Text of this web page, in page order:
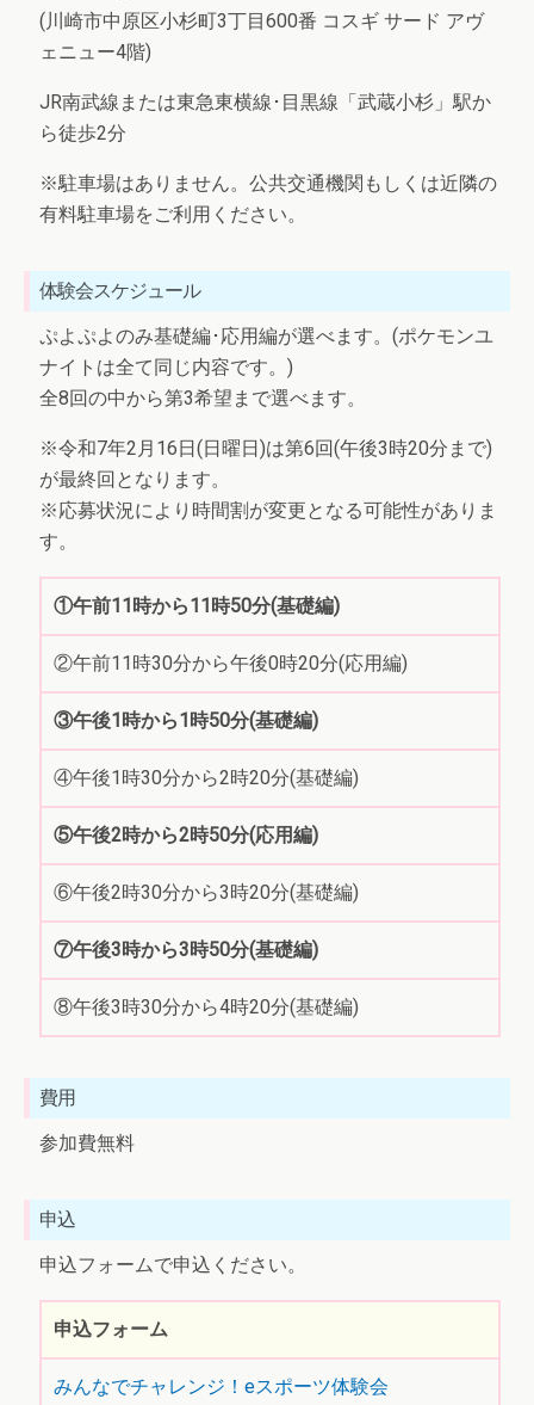
(川崎市中原区小杉町3丁目600番 コスギ サード アヴ
ェニュー4階)
JR南武線または東急東横線･目黒線「武蔵小杉」駅か
ら徒歩2分
※駐車場はありません。公共交通機関もしくは近隣の
有料駐車場をご利用ください。
体験会スケジュール
ぷよぷよのみ基礎編･応用編が選べます。(ポケモンユ
ナイトは全て同じ内容です。)
全8回の中から第3希望まで選べます。
※令和7年2月16日(日曜日)は第6回(午後3時20分まで)
が最終回となります。
※応募状況により時間割が変更となる可能性がありま
す。
①午前11時から11時50分(基礎編)
②午前11時30分から午後0時20分(応用編)
③午後1時から1時50分(基礎編)
④午後1時30分から2時20分(基礎編)
⑤午後2時から2時50分(応用編)
⑥午後2時30分から3時20分(基礎編)
⑦午後3時から3時50分(基礎編)
⑧午後3時30分から4時20分(基礎編)
費用
参加費無料
申込
申込フォームで申込ください。
申込フォーム
みんなでチャレンジ！eスポーツ体験会